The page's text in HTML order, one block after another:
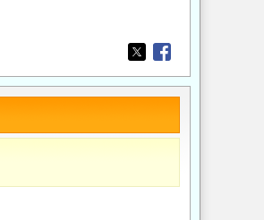
Opens in a new
Opens in a new